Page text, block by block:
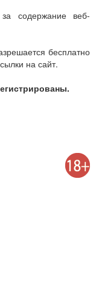
за содержание веб-
бесплатно
на сайт.